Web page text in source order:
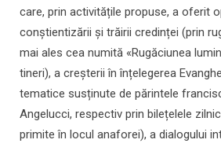
care, prin activitățile propuse, a oferit
conștientizării și trăirii credinței (prin
mai ales cea numită «Rugăciunea
tineri), a creșterii în înțelegerea
tematice susținute de părintele
Angelucci, respectiv prin bilețelele
primite în locul anaforei), a dialogului